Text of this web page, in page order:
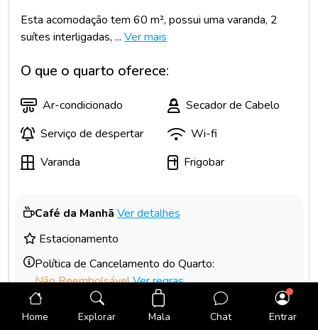
Esta acomodação tem 60 m², possui uma varanda, 2
suítes interligadas, ... Ver mais
O que o quarto oferece:
Ar-condicionado
Secador de Cabelo
Serviço de despertar
Wi-fi
Varanda
Frigobar
Café da Manhã Ver detalhes
Estacionamento
Política de Cancelamento do Quarto:
Não ReembolsávelVer regras
R$ 1.066,16 Selecionar
Home Explorar Mala Chat Entrar